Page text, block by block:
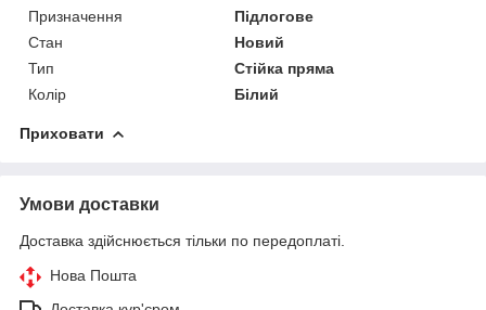
Призначення
Підлогове
Стан
Новий
Тип
Стійка пряма
Колір
Білий
Приховати
Умови доставки
Доставка здійснюється тільки по передоплаті.
Нова Пошта